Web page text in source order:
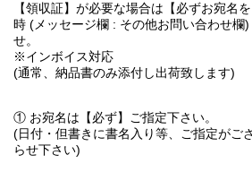
【領収証】が必要な場合は【必ずお宛名
時 (メッセージ欄 : その他お問い合わせ欄
せ。
※インボイス対応
(通常、納品書のみ添付し出荷致します)
① お宛名は【必ず】ご指定下さい。
(日付・但書きに書名入り等、ご指定がご
らせ下さい)